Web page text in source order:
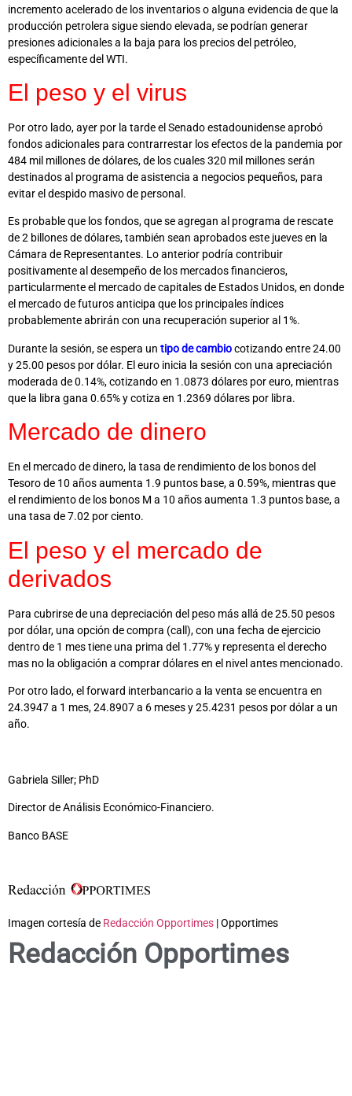
incremento acelerado de los inventarios o alguna evidencia de que la
producción petrolera sigue siendo elevada, se podrían generar
presiones adicionales a la baja para los precios del petróleo,
específicamente del WTI.
El peso y el virus
Por otro lado, ayer por la tarde el Senado estadounidense aprobó
fondos adicionales para contrarrestar los efectos de la pandemia por
484 mil millones de dólares, de los cuales 320 mil millones serán
destinados al programa de asistencia a negocios pequeños, para
evitar el despido masivo de personal.
Es probable que los fondos, que se agregan al programa de rescate
de 2 billones de dólares, también sean aprobados este jueves en la
Cámara de Representantes. Lo anterior podría contribuir
positivamente al desempeño de los mercados financieros,
particularmente el mercado de capitales de Estados Unidos, en donde
el mercado de futuros anticipa que los principales índices
probablemente abrirán con una recuperación superior al 1%.
Durante la sesión, se espera un tipo de cambiocotizando entre 24.00
y 25.00 pesos por dólar. El euro inicia la sesión con una apreciación
moderada de 0.14%, cotizando en 1.0873 dólares por euro, mientras
que la libra gana 0.65% y cotiza en 1.2369 dólares por libra.
Mercado de dinero
En el mercado de dinero, la tasa de rendimiento de los bonos del
Tesoro de 10 años aumenta 1.9 puntos base, a 0.59%, mientras que
el rendimiento de los bonos M a 10 años aumenta 1.3 puntos base, a
una tasa de 7.02 por ciento.
El peso y el mercado de
derivados
Para cubrirse de una depreciación del peso más allá de 25.50 pesos
por dólar, una opción de compra (call), con una fecha de ejercicio
dentro de 1 mes tiene una prima del 1.77% y representa el derecho
mas no la obligación a comprar dólares en el nivel antes mencionado.
Por otro lado, el forward interbancario a la venta se encuentra en
24.3947 a 1 mes, 24.8907 a 6 meses y 25.4231 pesos por dólar a un
año.
Gabriela Siller; PhD
Director de Análisis Económico-Financiero.
Banco BASE
Imagen cortesía de Redacción Opportimes | Opportimes
Redacción Opportimes